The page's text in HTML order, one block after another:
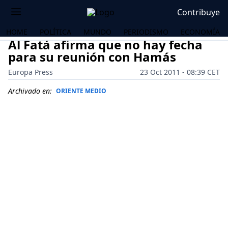
Contribuye
HOME POLÍTICA MUNDO PERIODISMO ECONOMÍA
Al Fatá afirma que no hay fecha
para su reunión con Hamás
Europa Press
23 Oct 2011 - 08:39 CET
Archivado en: ORIENTE MEDIO